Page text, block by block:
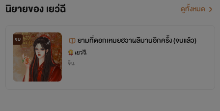
นิยายของ เยว่ฉี ดูทั้งหมด
จบ ยามที่ดอกเหมยฮวาผลิบานอีกครั้ง (จบแล้ว)
เยว่ฉี
จีน